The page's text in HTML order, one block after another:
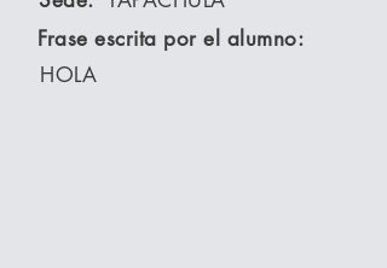
Frase escrita por el alumno:
HOLA